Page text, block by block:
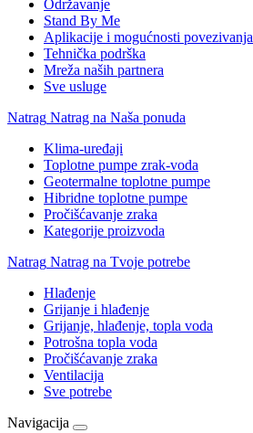
Održavanje
Stand By Me
Aplikacije i mogućnosti povezivanja
Tehnička podrška
Mreža naših partnera
Sve usluge
Natrag Natrag na Naša ponuda
Klima-uređaji
Toplotne pumpe zrak-voda
Geotermalne toplotne pumpe
Hibridne toplotne pumpe
Pročišćavanje zraka
Kategorije proizvoda
Natrag Natrag na Tvoje potrebe
Hlađenje
Grijanje i hlađenje
Grijanje, hlađenje, topla voda
Potrošna topla voda
Pročišćavanje zraka
Ventilacija
Sve potrebe
Navigacija